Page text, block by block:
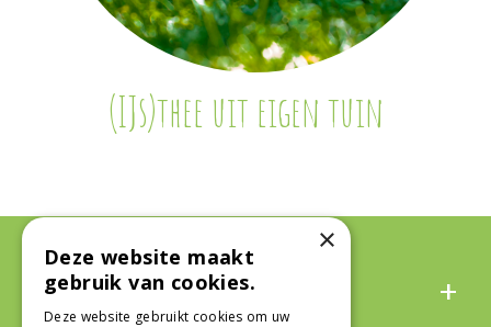
(IJs)thee uit eigen tuin
Algemeen
×
Deze website maakt
gebruik van cookies.
Deze website gebruikt cookies om uw